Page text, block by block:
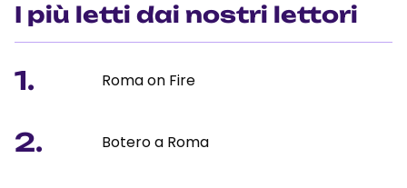
I più letti dai nostri lettori
1. Roma on Fire
2. Botero a Roma